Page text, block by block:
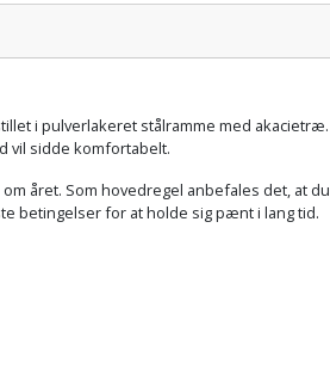
Pris:
i pulverlakeret stålramme med
vil sidde komfortabelt.
året. Som hovedregel anbefales det, at
betingelser for at holde sig pænt i lang tid.